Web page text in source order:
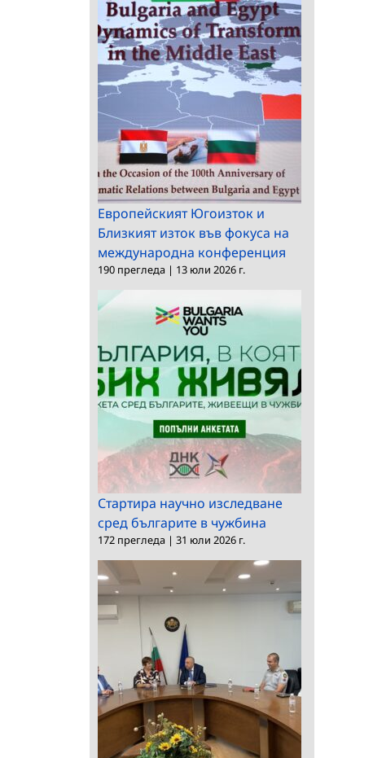
Европейският Югоизток и
Близкият изток във фокуса на
международна конференция
190 прегледа | 13 юли 2026 г.
Стартира научно изследване
сред българите в чужбина
172 прегледа | 31 юли 2026 г.